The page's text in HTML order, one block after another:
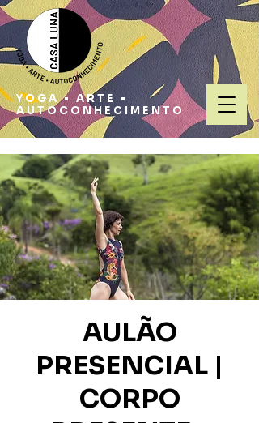
YOGA • ARTE •
AUTOCONHECIMENTO
AULÃO
PRESENCIAL |
CORPO